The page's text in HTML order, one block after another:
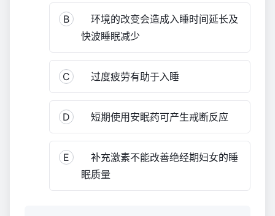
B
环境的改变会造成入睡时间延长及
快波睡眠减少
C 过度疲劳有助于入睡
D 短期使用安眠药可产生戒断反应
E
补充激素不能改善绝经期妇女的睡
眠质量